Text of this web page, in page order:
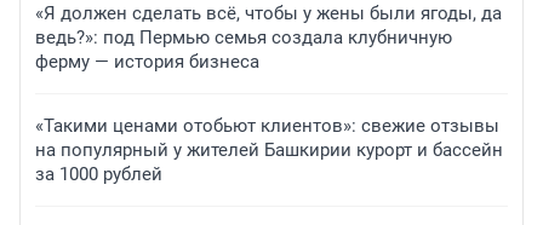
«Я должен сделать всё, чтобы у жены были ягоды, да
ведь?»: под Пермью семья создала клубничную
ферму — история бизнеса
«Такими ценами отобьют клиентов»: свежие отзывы
на популярный у жителей Башкирии курорт и бассейн
за 1000 рублей